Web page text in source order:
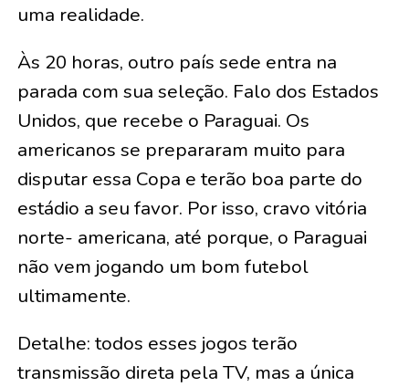
uma realidade.
Às 20 horas, outro país sede entra na
parada com sua seleção. Falo dos Estados
Unidos, que recebe o Paraguai. Os
americanos se prepararam muito para
disputar essa Copa e terão boa parte do
estádio a seu favor. Por isso, cravo vitória
norte- americana, até porque, o Paraguai
não vem jogando um bom futebol
ultimamente.
Detalhe: todos esses jogos terão
transmissão direta pela TV, mas a única